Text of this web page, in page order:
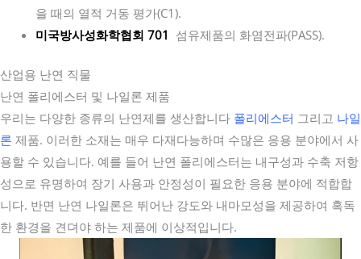
을 때의 열적 거동 평가(C1).
미국방사성화학협회 701 섬유제품의 화염전파(PASS).
산업용 난연 직물
난연 폴리에스터 및 나일론 제품
우리는 다양한 종류의 난연제를 생산합니다 폴리에스터 그리고 나일
론 제품. 이러한 소재는 매우 다재다능하며 수많은 응용 분야에서 사
용할 수 있습니다. 예를 들어 난연 폴리에스터는 내구성과 수축 저항
성으로 유명하여 장기 사용과 안정성이 필요한 응용 분야에 적합합
니다. 반면 난연 나일론은 뛰어난 강도와 내마모성을 제공하여 혹독
한 환경을 견뎌야 하는 제품에 이상적입니다.